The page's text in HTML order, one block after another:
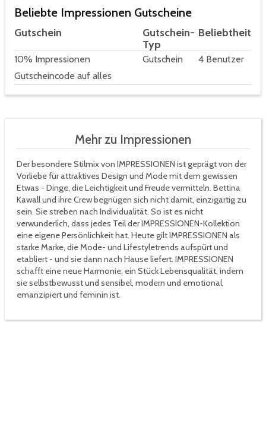
Beliebte Impressionen Gutscheine
Gutschein
Gutschein-
Typ
Beliebtheit
10% Impressionen
Gutscheincode auf alles
Gutschein 4 Benutzer
Mehr zu Impressionen
Der besondere Stilmix von IMPRESSIONEN ist geprägt von der
Vorliebe für attraktives Design und Mode mit dem gewissen
Etwas - Dinge, die Leichtigkeit und Freude vermitteln. Bettina
Kawall und ihre Crew begnügen sich nicht damit, einzigartig zu
sein. Sie streben nach Individualität. So ist es nicht
verwunderlich, dass jedes Teil der IMPRESSIONEN-Kollektion
eine eigene Persönlichkeit hat. Heute gilt IMPRESSIONEN als
starke Marke, die Mode- und Lifestyletrends aufspürt und
etabliert - und sie dann nach Hause liefert. IMPRESSIONEN
schafft eine neue Harmonie, ein Stück Lebensqualität, indem
sie selbstbewusst und sensibel, modern und emotional,
emanzipiert und feminin ist.